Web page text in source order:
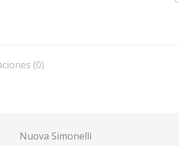
(0)
Nuova Simonelli